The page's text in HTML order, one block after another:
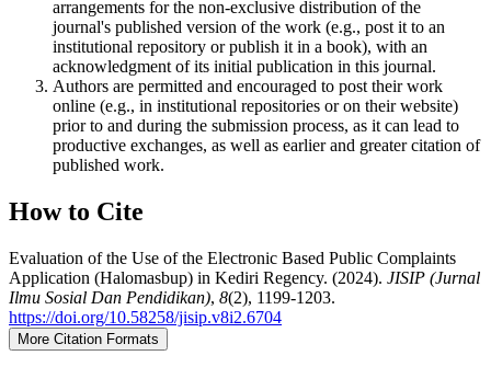
arrangements for the non-exclusive distribution of the
journal's published version of the work (e.g., post it to an
institutional repository or publish it in a book), with an
acknowledgment of its initial publication in this journal.
Authors are permitted and encouraged to post their work
online (e.g., in institutional repositories or on their website)
prior to and during the submission process, as it can lead to
productive exchanges, as well as earlier and greater citation of
published work.
How to Cite
Evaluation of the Use of the Electronic Based Public Complaints
Application (Halomasbup) in Kediri Regency. (2024). JISIP (Jurnal
Ilmu Sosial Dan Pendidikan), 8(2), 1199-1203.
https://doi.org/10.58258/jisip.v8i2.6704
More Citation Formats